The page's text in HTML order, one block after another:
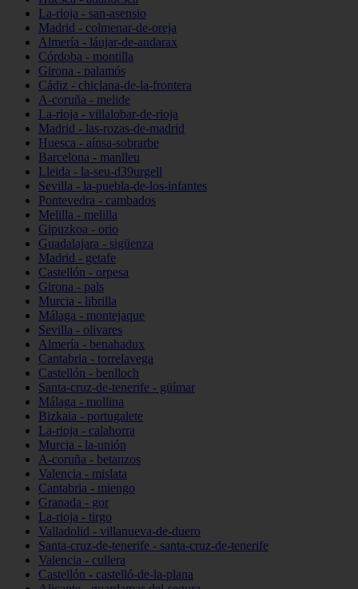
La-rioja - san-asensio
Madrid - colmenar-de-oreja
Almería - láujar-de-andarax
Córdoba - montilla
Girona - palamós
Cádiz - chiclana-de-la-frontera
A-coruña - melide
La-rioja - villalobar-de-rioja
Madrid - las-rozas-de-madrid
Huesca - aínsa-sobrarbe
Barcelona - manlleu
Lleida - la-seu-d39urgell
Sevilla - la-puebla-de-los-infantes
Pontevedra - cambados
Melilla - melilla
Gipuzkoa - orio
Guadalajara - sigüenza
Madrid - getafe
Castellón - orpesa
Girona - pals
Murcia - librilla
Málaga - montejaque
Sevilla - olivares
Almería - benahadux
Cantabria - torrelavega
Castellón - benlloch
Santa-cruz-de-tenerife - güímar
Málaga - mollina
Bizkaia - portugalete
La-rioja - calahorra
Murcia - la-unión
A-coruña - betanzos
Valencia - mislata
Cantabria - miengo
Granada - gor
La-rioja - tirgo
Valladolid - villanueva-de-duero
Santa-cruz-de-tenerife - santa-cruz-de-tenerife
Valencia - cullera
Castellón - castelló-de-la-plana